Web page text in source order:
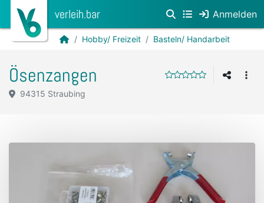
verleih.bar Anmelden
Hobby/ Freizeit Basteln/ Handarbeit
Ösenzangen
94315 Straubing